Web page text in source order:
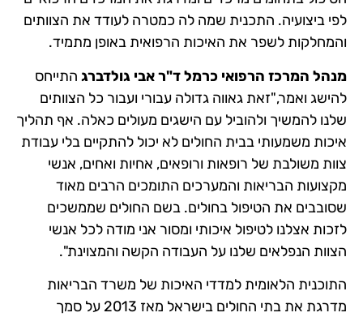
לפי ביצועיה. התכנית שמה לה כמטרה לעודד את הצוותים
והמחלקות לשפר את האיכות הרפואית באופן מתמיד.
מנהל המרכז הרפואי כרמל ד"ר אבי גולדברג התייחס
להישג ואמר,"זאת גאווה גדולה עבורי ועבור כל הצוותים
שלנו להמשיך ולהוביל עם הישגים מעולים כאלה. אף תהליך
איכות משמעותי בבית החולים לא יכול להתקיים בלי עבודת
צוות משולבת של רופאות ורופאים, אחיות ואחים, אנשי
מקצועות הבריאות והמערכים התומכים הרבים מאוד
שסובבים את הטיפול בחולים. בשם החולים שממשכים
לזכות אצלנו לטיפול איכותי ומסור אני מודה לכל אנשי
הצוות הנפלאים שלנו על העבודה הקשה והמצוינת".
התוכנית הלאומית למדדי האיכות של משרד הבריאות
מדרגת את בתי החולים בישראל מאז 2013 על סמך